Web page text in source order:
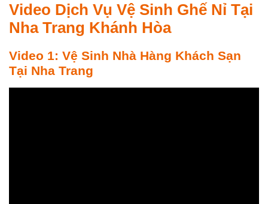
Video Dịch Vụ Vệ Sinh Ghế Nỉ Tại
Nha Trang Khánh Hòa
Video 1: Vệ Sinh Nhà Hàng Khách Sạn
Tại Nha Trang